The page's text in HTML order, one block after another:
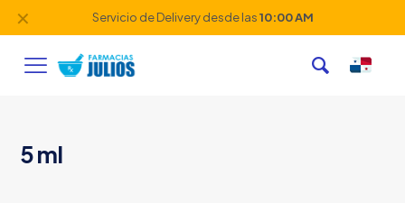
Servicio de Delivery desde las10:00 AM
✕
5 ml